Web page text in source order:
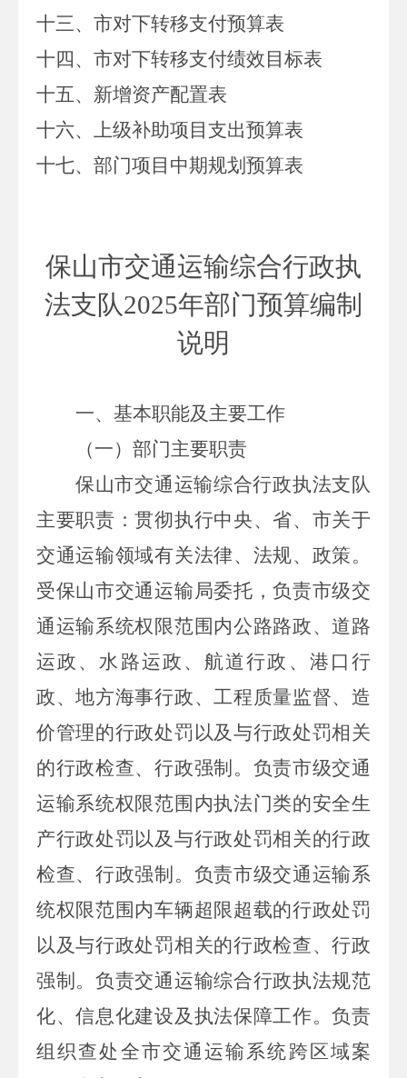
十三、 市对下转移支付预算表
十四、 市对下转移支付绩效目标表
十五、新增资产配置表
十六、上级补助项目支出预算表
十七、部门项目中期规划预算表
保山市交通运输综合行政执
法支队2025年部门预算编制
说明
一、基本职能及主要工作
（一）部门主要职责
保山市交通运输综合行政执法支队
主要职责：贯彻执行中央、省、市关于
交通运输领域有关法律、法规、政策。
受保山市交通运输局委托，负责市级交
通运输系统权限范围内公路路政、道路
运政、水路运政、航道行政、港口行
政、地方海事行政、工程质量监督、造
价管理的行政处罚以及与行政处罚相关
的行政检查、行政强制。负责市级交通
运输系统权限范围内执法门类的安全生
产行政处罚以及与行政处罚相关的行政
检查、行政强制。负责市级交通运输系
统权限范围内车辆超限超载的行政处罚
以及与行政处罚相关的行政检查、行政
强制。负责交通运输综合行政执法规范
化、信息化建设及执法保障工作。负责
组织查处全市交通运输系统跨区域案